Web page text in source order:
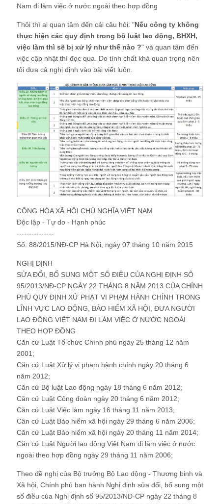
Nam đi làm việc ở nước ngoài theo hợp đồng
Thôi thì ai quan tâm đến cái câu hỏi: "Nếu công ty không
thực hiện các quy định trong bộ luật lao động, BHXH,
việc làm thì sẽ bị xử lý như thế nào ?" và quan tâm đến
việc cập nhật thì đọc qua. Do tính chất khá quan trọng nên
tôi đưa cả nghị định vào bài viết luôn.
CỘNG HÒA XÃ HỘI CHỦ NGHĨA VIỆT NAM
Độc lập - Tự do - Hạnh phúc
---------------
Số: 88/2015/NĐ-CP Hà Nội, ngày 07 tháng 10 năm 2015
NGHỊ ĐỊNH
SỬA ĐỔI, BỔ SUNG MỘT SỐ ĐIỀU CỦA NGHỊ ĐỊNH SỐ
95/2013/NĐ-CP NGÀY 22 THÁNG 8 NĂM 2013 CỦA CHÍNH
PHỦ QUY ĐỊNH XỬ PHẠT VI PHẠM HÀNH CHÍNH TRONG
LĨNH VỰC LAO ĐỘNG, BẢO HIỂM XÃ HỘI, ĐƯA NGƯỜI
LAO ĐỘNG VIỆT NAM ĐI LÀM VIỆC Ở NƯỚC NGOÀI
THEO HỢP ĐỒNG
Căn cứ Luật Tổ chức Chính phủ ngày 25 tháng 12 năm
2001;
Căn cứ Luật Xử lý vi phạm hành chính ngày 20 tháng 6
năm 2012;
Căn cứ Bộ luật Lao động ngày 18 tháng 6 năm 2012;
Căn cứ Luật Công đoàn ngày 20 tháng 6 năm 2012;
Căn cứ Luật Việc làm ngày 16 tháng 11 năm 2013;
Cân cứ Luật Bảo hiểm xã hội ngày 29 tháng 6 năm 2006;
Căn cứ Luật Bảo hiểm xã hội ngày 20 tháng 11 năm 2014;
Căn cứ Luật Người lao động Việt Nam đi làm việc ở nước
ngoài theo hợp đồng ngày 29 tháng 11 năm 2006;
Theo đề nghị của Bộ trưởng Bộ Lao động - Thương binh và
Xã hội, Chính phủ ban hành Nghị định sửa đổi, bổ sung một
số điều của Nghị định số 95/2013/NĐ-CP ngày 22 tháng 8